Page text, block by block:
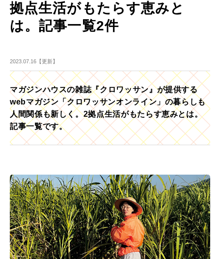
拠点生活がもたらす恵みと
は。記事一覧2件
2023.07.16【更新】
マガジンハウスの雑誌『クロワッサン』が提供する
webマガジン「クロワッサンオンライン」の暮らしも
人間関係も新しく。2拠点生活がもたらす恵みとは。
記事一覧です。